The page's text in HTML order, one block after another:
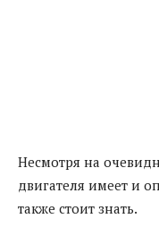
Несмотря на
двигателя имеет и
также стоит знать.